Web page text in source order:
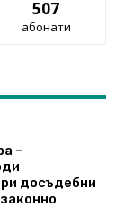
507
абонати
–
досъдебни